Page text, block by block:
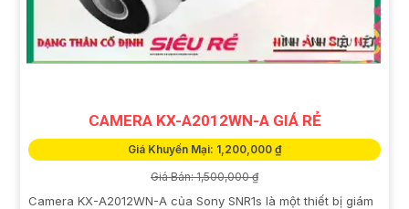
CAMERA KX-A2012WN-A GIÁ RẺ
Giá Khuyến Mại: 1,200,000 ₫
Giá Bán: 1,500,000 ₫
Camera KX-A2012WN-A của Sony SNR1s là một thiết bị giám